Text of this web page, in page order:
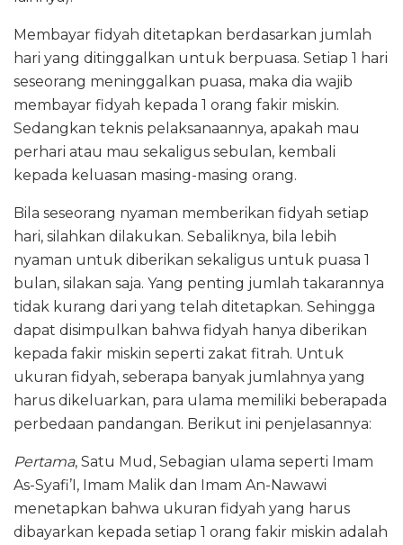
Membayar fidyah ditetapkan berdasarkan jumlah
hari yang ditinggalkan untuk berpuasa. Setiap 1 hari
seseorang meninggalkan puasa, maka dia wajib
membayar fidyah kepada 1 orang fakir miskin.
Sedangkan teknis pelaksanaannya, apakah mau
perhari atau mau sekaligus sebulan, kembali
kepada keluasan masing-masing orang.
Bila seseorang nyaman memberikan fidyah setiap
hari, silahkan dilakukan. Sebaliknya, bila lebih
nyaman untuk diberikan sekaligus untuk puasa 1
bulan, silakan saja. Yang penting jumlah takarannya
tidak kurang dari yang telah ditetapkan. Sehingga
dapat disimpulkan bahwa fidyah hanya diberikan
kepada fakir miskin seperti zakat fitrah. Untuk
ukuran fidyah, seberapa banyak jumlahnya yang
harus dikeluarkan, para ulama memiliki beberapada
perbedaan pandangan. Berikut ini penjelasannya:
Pertama, Satu Mud, Sebagian ulama seperti Imam
As-Syafi’I, Imam Malik dan Imam An-Nawawi
menetapkan bahwa ukuran fidyah yang harus
dibayarkan kepada setiap 1 orang fakir miskin adalah